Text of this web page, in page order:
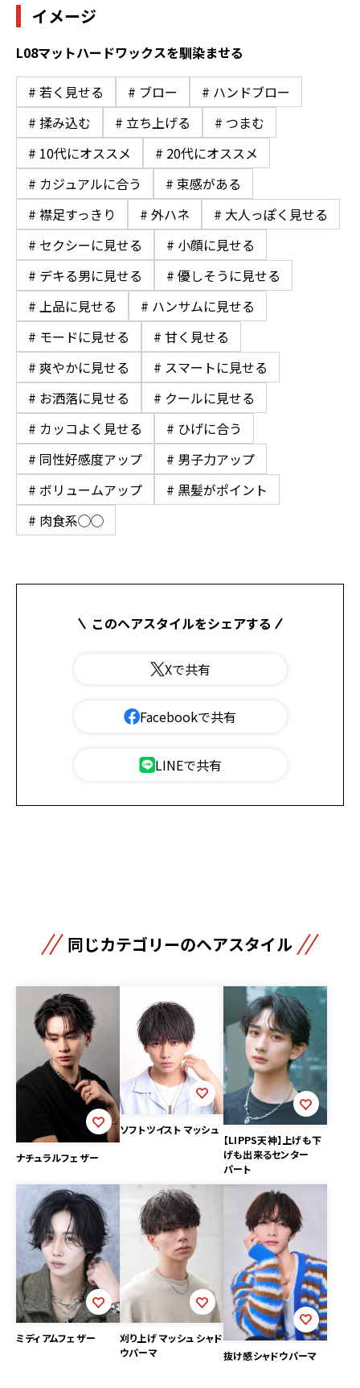
イメージ
L08マットハードワックスを馴染ませる
# 若く見せる # ブロー
# ハンドブロー
# 揉み込む
# 立ち上げる
# つまむ
# 10代にオススメ
# 20代にオススメ
# カジュアルに合う
# 束感がある
# 襟足すっきり
# 外ハネ
# 大人っぽく見せる
# セクシーに見せる
# 小顔に見せる
# デキる男に見せる
# 優しそうに見せる
# 上品に見せる
# ハンサムに見せる
# モードに見せる
# 甘く見せる
# 爽やかに見せる
# スマートに見せる
# お洒落に見せる
# クールに見せる
# カッコよく見せる
# ひげに合う
# 同性好感度アップ
# 男子力アップ
# ボリュームアップ
# 黒髪がポイント
# 肉食系◯◯
このヘアスタイルをシェアする
Xで共有
Facebookで共有
LINEで共有
同じカテゴリーのヘアスタイル
ナチュラルフェザー
ソフトツイスト マッシュ
【LIPPS天神】上げも下
げも出来るセンター
パート
ミディアムフェザー
刈り上げ マッシュ シャド
ウパーマ
抜け感シャドウパーマ